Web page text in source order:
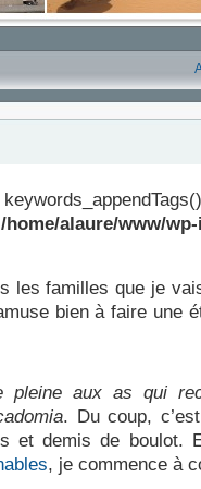
/home/alaure/www/
les familles que je
bien à faire une
pleine aux as qui
. Du coup,
et demis de boulot.
, je commence à